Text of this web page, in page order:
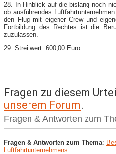
28. In Hinblick auf die bislang noch
ob ausführendes
den Flug mit eigener Crew und
Fortbildung des Rechtes ist die
zuzulassen.
29. Streitwert: 600,00 Euro
Fragen zu diesem
unserem Forum.
Fragen & Antworten zum
Fragen & Antworten zum Thema:
Luftfahrtunternehmens